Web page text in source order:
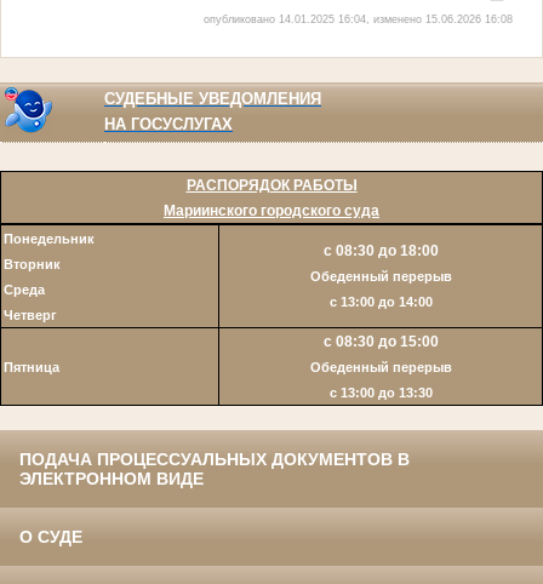
опубликовано 14.01.2025 16:04, изменено 15.06.2026 16:08
СУДЕБНЫЕ УВЕДОМЛЕНИЯ
НА ГОСУСЛУГАХ
РАСПОРЯДОК РАБОТЫ
Мариинского городского суда
Понедельник
Вторник
Среда
Четверг
с 08:30 до 18:00
Обеденный перерыв
с 13:00 до 14:00
Пятница
с 08:30 до 15:00
Обеденный перерыв
c 13:00 до 13:30
ПОДАЧА ПРОЦЕССУАЛЬНЫХ ДОКУМЕНТОВ В
ЭЛЕКТРОННОМ ВИДЕ
О СУДЕ